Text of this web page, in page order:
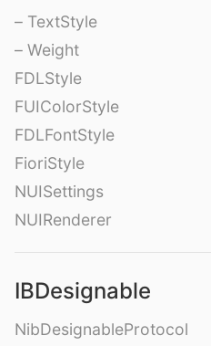
– TextStyle
– Weight
FDLStyle
FUIColorStyle
FDLFontStyle
FioriStyle
NUISettings
NUIRenderer
IBDesignable
NibDesignableProtocol